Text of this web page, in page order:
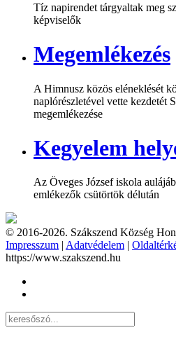
Tíz napirendet tárgyaltak meg
képviselők
Megemlékezés
A Himnusz közös eléneklését
naplórészletével vette kezdetét
megemlékezése
Kegyelem
Az Öveges József iskola
emlékezők csütörtök délután
© 2016-2026. Szákszend Község
Impresszum | Adatvédelem |
https://www.szakszend.hu